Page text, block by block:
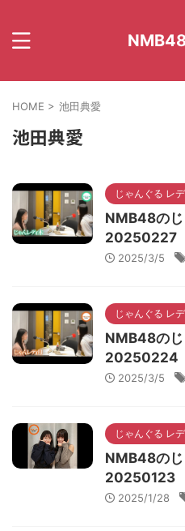
HOME > 池田典愛
池田典愛
じゃんぐる レ
NMB48の
20250227
2025/3/5
じゃんぐる レ
NMB48の
20250224
2025/3/5
じゃんぐる レ
NMB48の
20250123
2025/1/28